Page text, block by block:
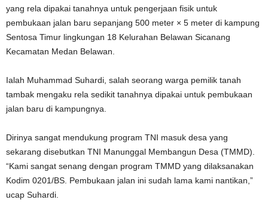
yang rela dipakai tanahnya untuk pengerjaan fisik untuk
pembukaan jalan baru sepanjang 500 meter × 5 meter di kampung
Sentosa Timur lingkungan 18 Kelurahan Belawan Sicanang
Kecamatan Medan Belawan.
Ialah Muhammad Suhardi, salah seorang warga pemilik tanah
tambak mengaku rela sedikit tanahnya dipakai untuk pembukaan
jalan baru di kampungnya.
Dirinya sangat mendukung program TNI masuk desa yang
sekarang disebutkan TNI Manunggal Membangun Desa (TMMD).
“Kami sangat senang dengan program TMMD yang dilaksanakan
Kodim 0201/BS. Pembukaan jalan ini sudah lama kami nantikan,”
ucap Suhardi.